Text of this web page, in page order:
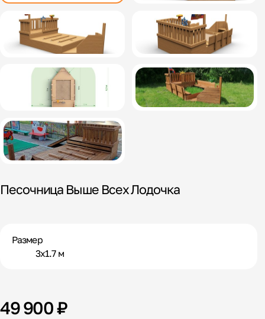
Песочница Выше Всех Лодочка
Размер
3х1.7 м
49 900 ₽